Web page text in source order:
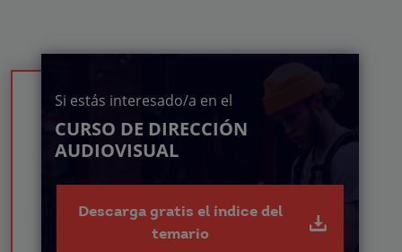
Si estás interesado/a en el
CURSO DE DIRECCIÓN
AUDIOVISUAL
Descarga gratis el índice del
temario